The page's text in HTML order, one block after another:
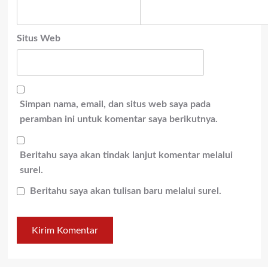
Situs Web
Simpan nama, email, dan situs web saya pada
peramban ini untuk komentar saya berikutnya.
Beritahu saya akan tindak lanjut komentar melalui
surel.
Beritahu saya akan tulisan baru melalui surel.